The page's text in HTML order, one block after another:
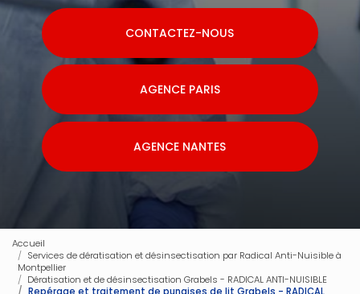
CONTACTEZ-NOUS
AGENCE PARIS
AGENCE NANTES
Accueil
Services de dératisation et désinsectisation par Radical Anti-Nuisible à
Montpellier
Dératisation et de désinsectisation Grabels - RADICAL ANTI-NUISIBLE
Repérage et traitement de punaises de lit Grabels - RADICAL